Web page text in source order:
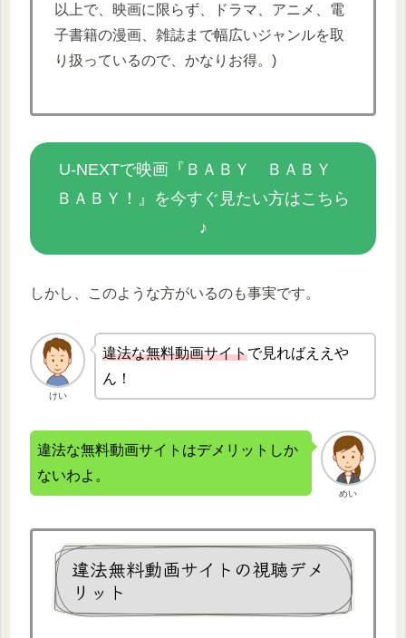
以上で、映画に限らず、ドラマ、アニメ、電
子書籍の漫画、雑誌まで幅広いジャンルを取
り扱っているので、かなりお得。)
U-NEXTで映画『ＢＡＢＹ ＢＡＢＹ
ＢＡＢＹ！』を今すぐ見たい方はこちら
♪
しかし、このような方がいるのも事実です。
けい
違法な無料動画サイトで見ればええや
ん！
めい
違法な無料動画サイトはデメリットしか
ないわよ。
違法無料動画サイトの視聴デメ
リット